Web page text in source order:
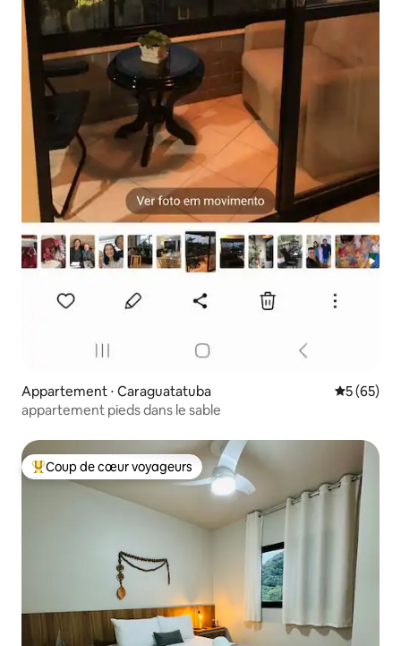
Appartement ⋅ Caraguatatuba
5 (65)
appartement pieds dans le sable
Coups de cœur voyageurs les plus appréciés
Coup de cœur voyageurs